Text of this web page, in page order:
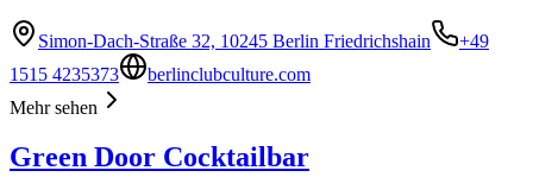
Simon-Dach-Straße 32, 10245 Berlin Friedrichshain
+49
1515 4235373
berlinclubculture.com
Mehr sehen
Green Door Cocktailbar